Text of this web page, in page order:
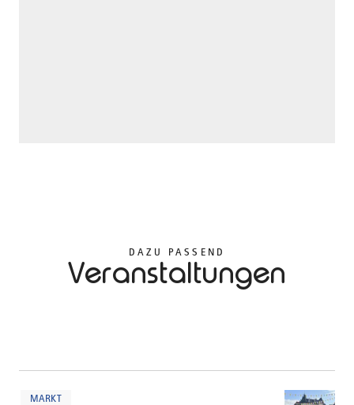
DAZU PASSEND
Veranstaltungen
MARKT